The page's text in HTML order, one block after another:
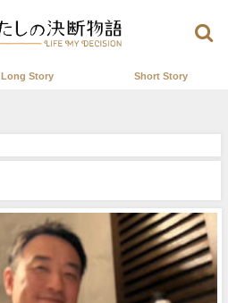
Long Story Short Story